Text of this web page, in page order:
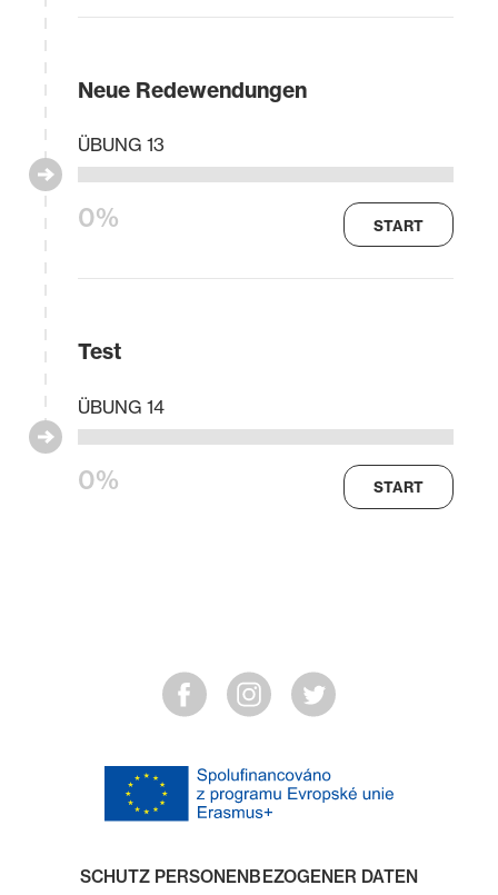
Neue Redewendungen
0%
ÜBUNG 13
START
Test
0%
ÜBUNG 14
START
SCHUTZ PERSONENBEZOGENER DATEN